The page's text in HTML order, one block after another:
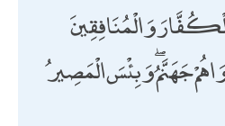
وَالْمُنَافِقِينَ
جَهَنَّمُ ۖ وَبِئْسَ الْمَصِيرُ